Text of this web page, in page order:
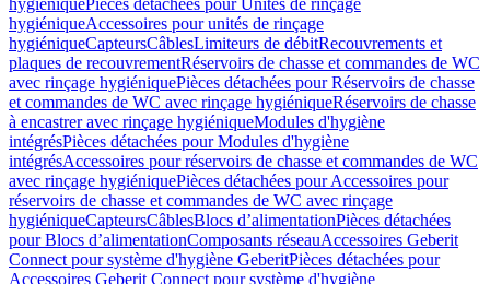
hygiéniquePièces détachées pour Unités de rinçage
hygiéniqueAccessoires pour unités de rinçage
hygiéniqueCapteursCâblesLimiteurs de débitRecouvrements et
plaques de recouvrementRéservoirs de chasse et commandes de WC
avec rinçage hygiéniquePièces détachées pour Réservoirs de chasse
et commandes de WC avec rinçage hygiéniqueRéservoirs de chasse
à encastrer avec rinçage hygiéniqueModules d'hygiène
intégrésPièces détachées pour Modules d'hygiène
intégrésAccessoires pour réservoirs de chasse et commandes de WC
avec rinçage hygiéniquePièces détachées pour Accessoires pour
réservoirs de chasse et commandes de WC avec rinçage
hygiéniqueCapteursCâblesBlocs d’alimentationPièces détachées
pour Blocs d’alimentationComposants réseauAccessoires Geberit
Connect pour système d'hygiène GeberitPièces détachées pour
Accessoires Geberit Connect pour système d'hygiène